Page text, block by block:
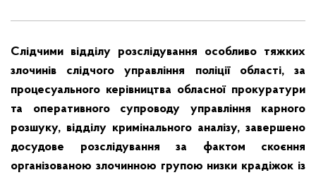
Слідчими відділу розслідування особливо тяжких
злочинів слідчого управління поліції області, за
процесуального керівництва обласної прокуратури
та оперативного супроводу управління карного
розшуку, відділу кримінального аналізу, завершено
досудове розслідування за фактом скоєння
організованою злочинною групою низки крадіжок із